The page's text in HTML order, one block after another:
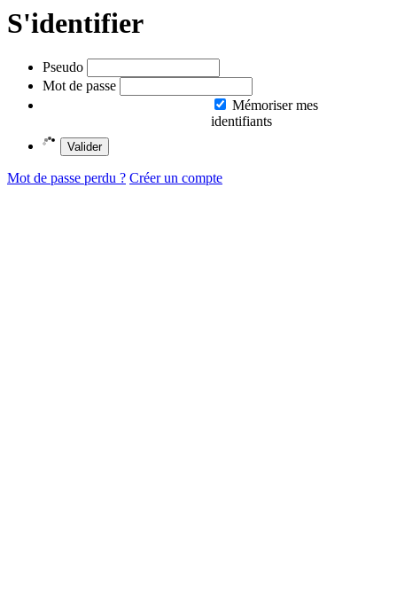
S'identifier
Pseudo
Mot de passe
Mémoriser mes
identifiants
Valider
Mot de passe perdu ? Créer un compte